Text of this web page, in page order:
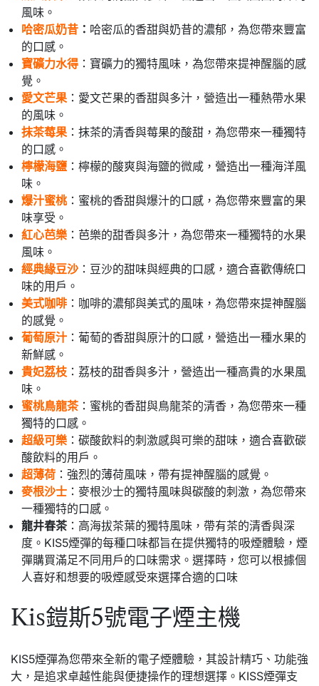
風味。
哈密瓜奶昔 ： 哈密瓜的香甜與奶昔的濃郁，為您帶來豐富
的口感。
寶礦力水得 ：寶礦力的獨特風味，為您帶來提神醒腦的感
覺。
愛文芒果 ：愛文芒果的香甜與多汁，營造出一種熱帶水果
的風味。
抹茶莓果 ：抹茶的清香與莓果的酸甜，為您帶來一種獨特
的口感。
檸檬海鹽 ：檸檬的酸爽與海鹽的微咸，營造出一種海洋風
味。
爆汁蜜桃：蜜桃的香甜與爆汁的口感，為您帶來豐富的果
味享受。
紅心芭樂 ：芭樂的甜香與多汁，為您帶來一種獨特的水果
風味。
經典緣豆沙 ：豆沙的甜味與經典的口感，適合喜歡傳統口
味的用戶。
美式咖啡 ：咖啡的濃郁與美式的風味，為您帶來提神醒腦
的感覺。
葡萄原汁 ：葡萄的香甜與原汁的口感，營造出一種水果的
新鮮感。
貴妃荔枝 ：荔枝的甜香與多汁，營造出一種高貴的水果風
味。
蜜桃鳥龍茶：蜜桃的香甜與鳥龍茶的清香，為您帶來一種
獨特的口感。
超級可樂 ：碳酸飲料的刺激感與可樂的甜味，適合喜歡碳
酸飲料的用戶。
超薄荷 ：強烈的薄荷風味，帶有提神醒腦的感覺。
麥根沙士 ：麥根沙士的獨特風味與碳酸的刺激，為您帶來
一種獨特的口感。
龍井春茶：高海拔茶葉的獨特風味，帶有茶的清香與深
度。KIS5煙彈的每種口味都旨在提供獨特的吸煙體驗，煙
彈購買滿足不同用戶的口味需求。選擇時，您可以根據個
人喜好和想要的吸煙感受來選擇合適的口味
Kis鎧斯5號電子煙主機
KIS5煙彈為您帶來全新的電子煙體驗，其設計精巧、功能強
大，是追求卓越性能與便捷操作的理想選擇。KISS煙彈支